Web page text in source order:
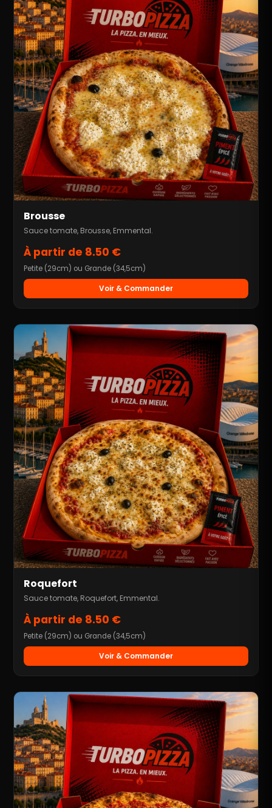
Brousse
Sauce tomate, Brousse, Emmental.
À partir de 8.50 €
Petite (29cm) ou Grande (34,5cm)
Voir & Commander
Roquefort
Sauce tomate, Roquefort, Emmental.
À partir de 8.50 €
Petite (29cm) ou Grande (34,5cm)
Voir & Commander